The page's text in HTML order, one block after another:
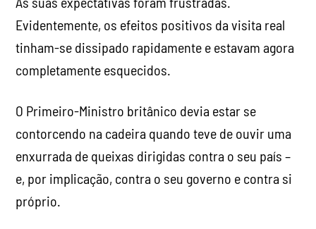
Evidentemente, os efeitos positivos da visita real
tinham-se dissipado rapidamente e estavam agora
completamente esquecidos.
O Primeiro-Ministro britânico devia estar se
contorcendo na cadeira quando teve de ouvir uma
enxurrada de queixas dirigidas contra o seu país –
e, por implicação, contra o seu governo e contra si
próprio.